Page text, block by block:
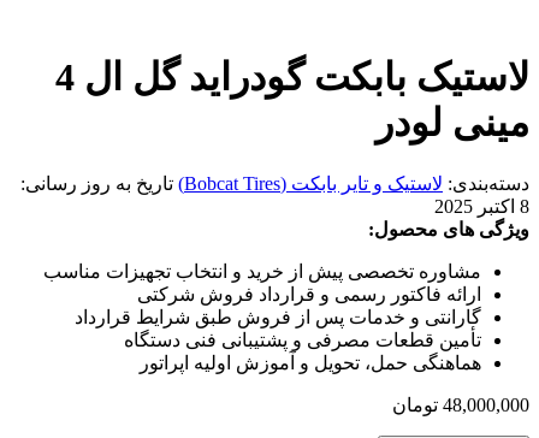
لاستیک بابکت گودراید گل ال 4
مینی لودر
دسته‌بندی: لاستیک و تایر بابکت (Bobcat Tires)
تاریخ به روز رسانی:
8 اکتبر 2025
ویژگی های محصول:
مشاوره تخصصی پیش از خرید و انتخاب تجهیزات مناسب
ارائه فاکتور رسمی و قرارداد فروش شرکتی
گارانتی و خدمات پس از فروش طبق شرایط قرارداد
تأمین قطعات مصرفی و پشتیبانی فنی دستگاه
هماهنگی حمل، تحویل و آموزش اولیه اپراتور
48,000,000 تومان